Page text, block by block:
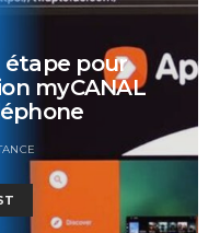
étape pour
myCANAL